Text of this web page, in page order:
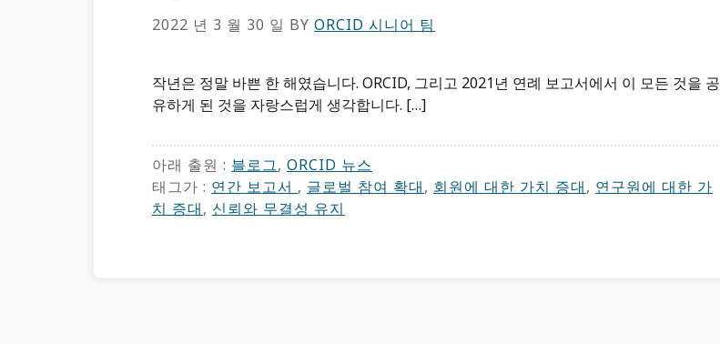
2022 년 3 월 30 일 BY ORCID 시니어 팀
작년은 정말 바쁜 한 해였습니다. ORCID, 그리고 2021년 연례 보고서에서 이 모든 것을 공
유하게 된 것을 자랑스럽게 생각합니다. […]
아래 출원 : 블로그, ORCID ​뉴스
태그가 : 연간 보고서 , 글로벌 참여 확대, 회원에 대한 가치 증대, 연구원에 대한 가
치 증대, 신뢰와 무결성 유지